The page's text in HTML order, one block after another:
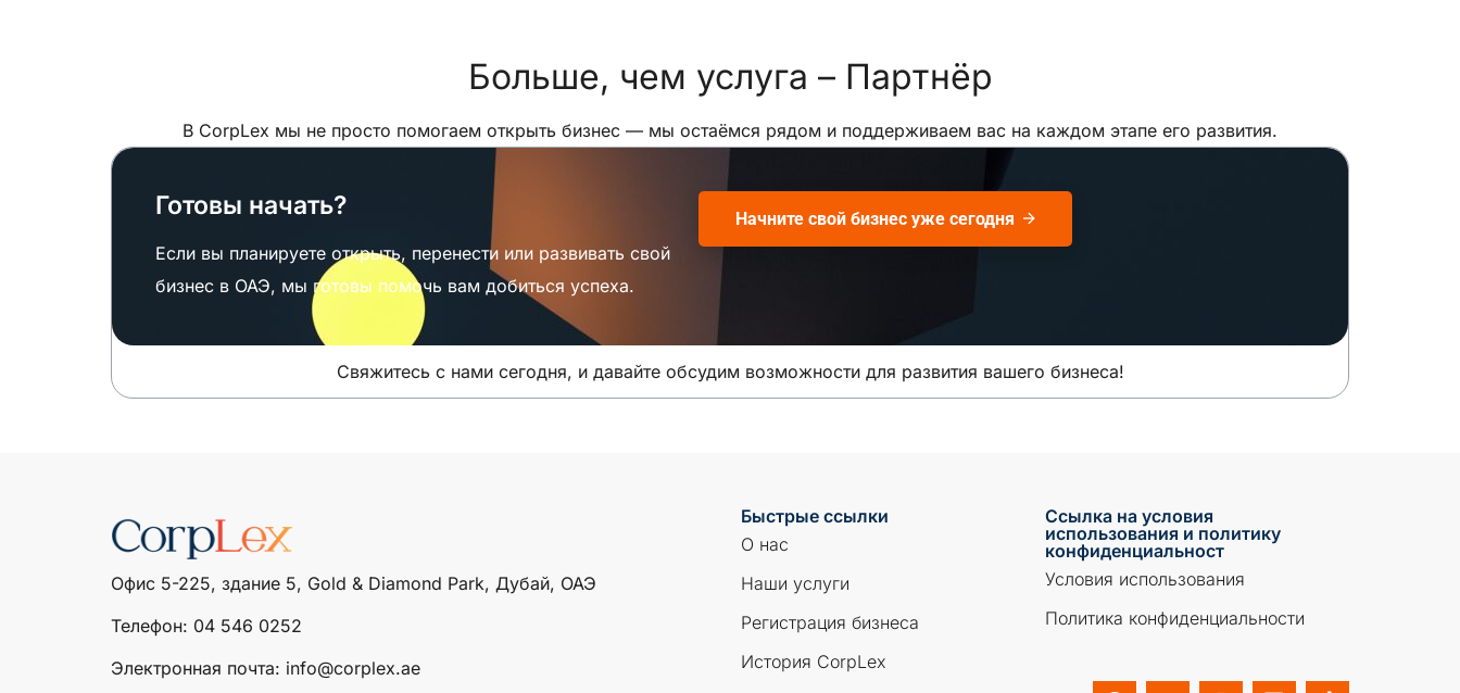
Больше, чем услуга – Партнёр
В CorpLex мы не просто помогаем открыть бизнес — мы остаёмся рядом и поддерживаем вас на каждом этапе его развития.
Готовы начать?
Если вы планируете открыть, перенести или развивать свой
бизнес в ОАЭ, мы готовы помочь вам добиться успеха.
Начните свой бизнес уже сегодня
Свяжитесь с нами сегодня, и давайте обсудим возможности для развития вашего бизнеса!
Офис 5-225, здание 5, Gold & Diamond Park, Дубай, ОАЭ
Телефон: ‎04 546 0252
Электронная почта: info@corplex.ae
Быстрые ссылки
О нас
Наши услуги
Регистрация бизнеса
История CorpLex
Ссылка на условия
использования и политику
конфиденциальност
Условия использования
Политика конфиденциальности